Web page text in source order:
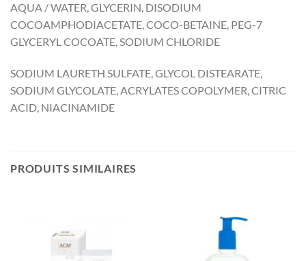
AQUA / WATER, GLYCERIN, DISODIUM
COCOAMPHODIACETATE, COCO-BETAINE, PEG-7
GLYCERYL COCOATE, SODIUM CHLORIDE
SODIUM LAURETH SULFATE, GLYCOL DISTEARATE,
SODIUM GLYCOLATE, ACRYLATES COPOLYMER, CITRIC
ACID, NIACINAMIDE
PRODUITS SIMILAIRES